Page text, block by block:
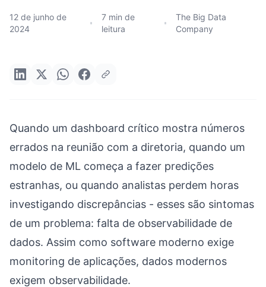
12 de junho de
2024
7 min de
leitura
The Big Data
Company
Quando um dashboard crítico mostra números
errados na reunião com a diretoria, quando um
modelo de ML começa a fazer predições
estranhas, ou quando analistas perdem horas
investigando discrepâncias - esses são sintomas
de um problema: falta de observabilidade de
dados. Assim como software moderno exige
monitoring de aplicações, dados modernos
exigem observabilidade.